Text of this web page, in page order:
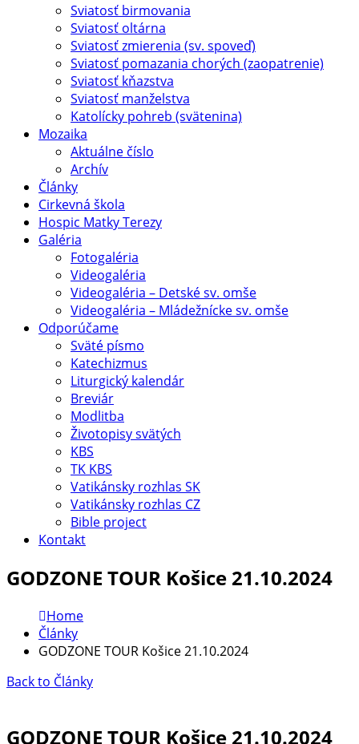
Sviatosť birmovania
Sviatosť oltárna
Sviatosť zmierenia (sv. spoveď)
Sviatosť pomazania chorých (zaopatrenie)
Sviatosť kňazstva
Sviatosť manželstva
Katolícky pohreb (svätenina)
Mozaika
Aktuálne číslo
Archív
Články
Cirkevná škola
Hospic Matky Terezy
Galéria
Fotogaléria
Videogaléria
Videogaléria – Detské sv. omše
Videogaléria – Mládežnícke sv. omše
Odporúčame
Sväté písmo
Katechizmus
Liturgický kalendár
Breviár
Modlitba
Životopisy svätých
KBS
TK KBS
Vatikánsky rozhlas SK
Vatikánsky rozhlas CZ
Bible project
Kontakt
GODZONE TOUR Košice 21.10.2024
Home
Články
GODZONE TOUR Košice 21.10.2024
Back to Články
GODZONE TOUR Košice 21.10.2024